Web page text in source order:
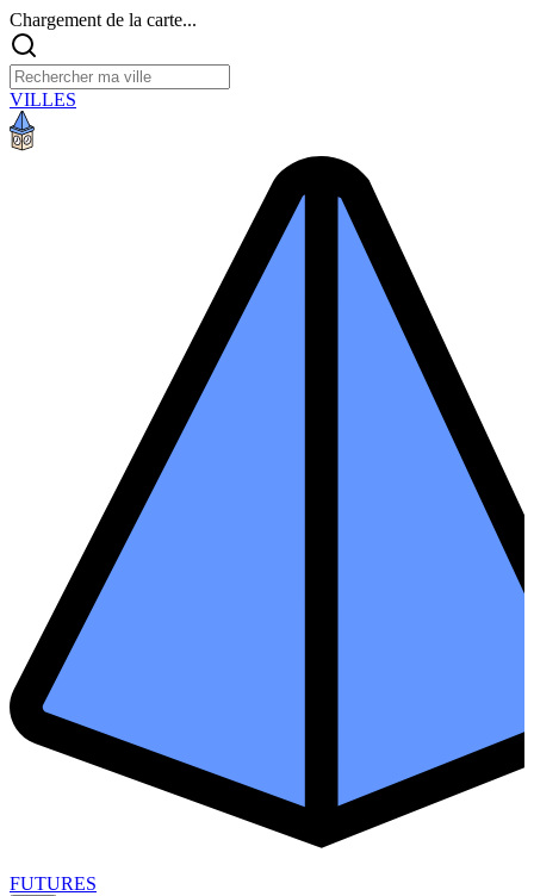
Chargement de la carte...
VILLES
FUTURES